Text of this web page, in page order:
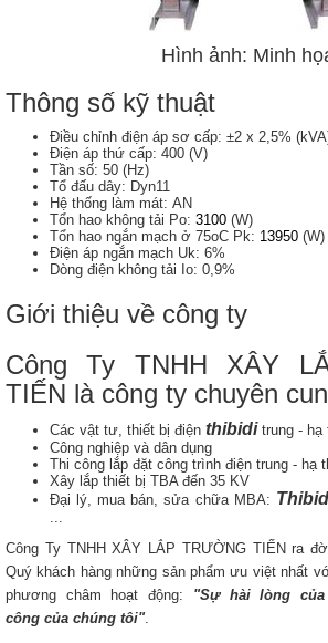
Hình ảnh: Minh
Thông số kỹ thuật
Điều chỉnh điện áp sơ cấp: ±2 x 2,5%
Điện áp thứ cấp: 400 (V)
Tần số: 50 (Hz)
Tổ đấu dây: Dyn11
Hệ thống làm mát: AN
Tổn hao không tải Po: 3100 (W)
Tổn hao ngắn mạch ở 75oC Pk: 13950 (W)
Điện áp ngắn mạch Uk: 6%
​Dòng điện không tải Io: 0,9%
Giới thiệu về công ty
Công Ty TNHH XÂY
TIẾN là công ty chuyên
Các vật tư, thiết bị điện thibiditrung - hạ
Công nghiệp và dân dụng
Thi công lắp đặt công trình điện trung - hạ
Xây lắp thiết bị TBA đến 35 KV
Đại lý, mua bán, sửa chữa MBA:
Công Ty TNHH XÂY LẮP TRƯỜNG TIẾN ra
Quý khách hàng những sản phẩm ưu việt nhất
phương châm hoạt động: "Sự hài lòng
công của chúng tôi".